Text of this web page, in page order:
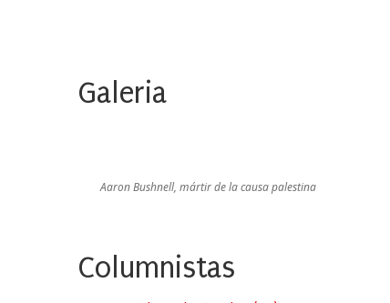
Galeria
Aaron Bushnell, mártir de la causa palestina
Columnistas